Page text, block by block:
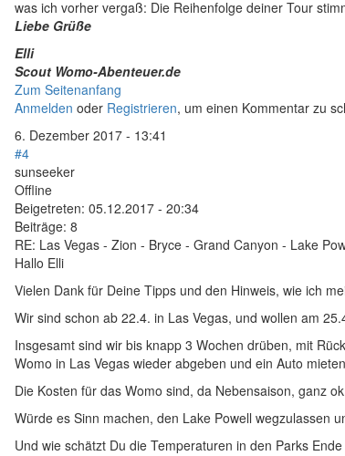
was ich vorher vergaß: Die Reihenfolge deiner Tour
Liebe Grüße
Elli
Scout Womo-Abenteuer.de
Zum Seitenanfang
Anmelden oder Registrieren, um einen Kommentar zu
6. Dezember 2017 - 13:41
#4
sunseeker
Offline
Beigetreten: 05.12.2017 - 20:34
Beiträge: 8
RE: Las Vegas - Zion - Bryce - Grand Canyon - Lake
Hallo Elli
Vielen Dank für Deine Tipps und den Hinweis, wie ich
Wir sind schon ab 22.4. in Las Vegas, und wollen am
Insgesamt sind wir bis knapp 3 Wochen drüben, mit
Womo in Las Vegas wieder abgeben und ein Auto
Die Kosten für das Womo sind, da Nebensaison, ganz
Würde es Sinn machen, den Lake Powell wegzulassen
Und wie schätzt Du die Temperaturen in den Parks